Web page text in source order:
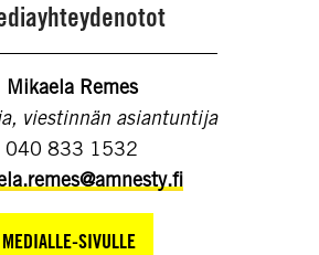
Mikaela Remes
viestinnän asiantuntija
040 833 1532
MEDIALLE-SIVULLE